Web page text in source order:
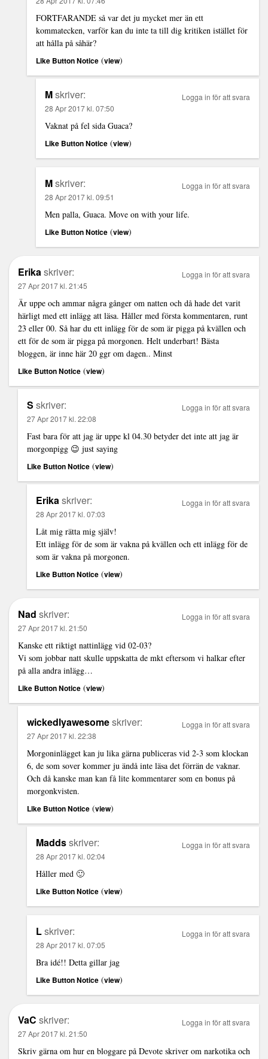
FORTFARANDE så var det ju mycket mer än ett
kommatecken, varför kan du inte ta till dig kritiken istället för
att hålla på såhär?
Like Button Notice (view)
Mskriver:
28 Apr 2017 kl. 07:50
Vaknat på fel sida Guaca?
Like Button Notice (view)
Logga in för att svara
Mskriver:
28 Apr 2017 kl. 09:51
Men palla, Guaca. Move on with your life.
Like Button Notice (view)
Logga in för att svara
Erikaskriver:
27 Apr 2017 kl. 21:45
Är uppe och ammar några gånger om natten och då hade det varit
härligt med ett inlägg att läsa. Håller med första kommentaren, runt
23 eller 00. Så har du ett inlägg för de som är pigga på kvällen och
ett för de som är pigga på morgonen. Helt underbart! Bästa
bloggen, är inne här 20 ggr om dagen.. Minst
Like Button Notice (view)
Logga in för att svara
S skriver:
27 Apr 2017 kl. 22:08
Fast bara för att jag är uppe kl 04.30 betyder det inte att jag är
morgonpigg 😉 just saying
Like Button Notice (view)
Logga in för att svara
Erikaskriver:
28 Apr 2017 kl. 07:03
Låt mig rätta mig själv!
Ett inlägg för de som är vakna på kvällen och ett inlägg för de
som är vakna på morgonen.
Like Button Notice (view)
Logga in för att svara
Nad skriver:
27 Apr 2017 kl. 21:50
Kanske ett riktigt nattinlägg vid 02-03?
Vi som jobbar natt skulle uppskatta de mkt eftersom vi halkar efter
på alla andra inlägg…
Like Button Notice (view)
Logga in för att svara
wickedlyawesomeskriver:
27 Apr 2017 kl. 22:38
Morgoninlägget kan ju lika gärna publiceras vid 2-3 som klockan
6, de som sover kommer ju ändå inte läsa det förrän de vaknar.
Och då kanske man kan få lite kommentarer som en bonus på
morgonkvisten.
Like Button Notice (view)
Logga in för att svara
Maddsskriver:
28 Apr 2017 kl. 02:04
Håller med 🙂
Like Button Notice (view)
Logga in för att svara
Lskriver:
28 Apr 2017 kl. 07:05
Bra idé!! Detta gillar jag
Like Button Notice (view)
Logga in för att svara
VaC skriver:
27 Apr 2017 kl. 21:50
Skriv gärna om hur en bloggare på Devote skriver om narkotika och
Logga in för att svara